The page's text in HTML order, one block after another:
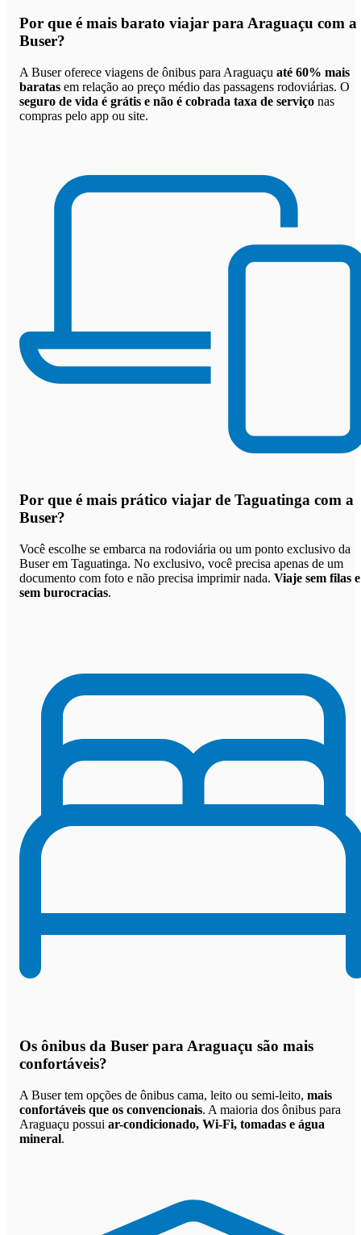
Por que é mais barato viajar para Araguaçu com a
Buser?
A Buser oferece viagens de ônibus para Araguaçu até 60% mais
baratas em relação ao preço médio das passagens rodoviárias. O
seguro de vida é grátis e não é cobrada taxa de serviço nas
compras pelo app ou site.
Por que é mais prático viajar de Taguatinga com a
Buser?
Você escolhe se embarca na rodoviária ou um ponto exclusivo da
Buser em Taguatinga. No exclusivo, você precisa apenas de um
documento com foto e não precisa imprimir nada. Viaje sem filas e
sem burocracias.
Os ônibus da Buser para Araguaçu são mais
confortáveis?
A Buser tem opções de ônibus cama, leito ou semi-leito, mais
confortáveis que os convencionais. A maioria dos ônibus para
Araguaçu possui ar-condicionado, Wi-Fi, tomadas e água
mineral.